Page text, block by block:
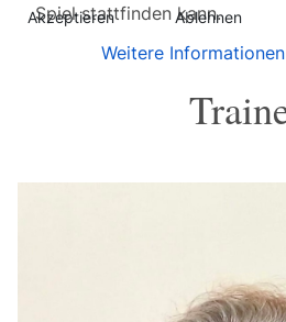
Spiel stattfinden kann.
Akzeptieren Ablehnen
Weitere Informationen